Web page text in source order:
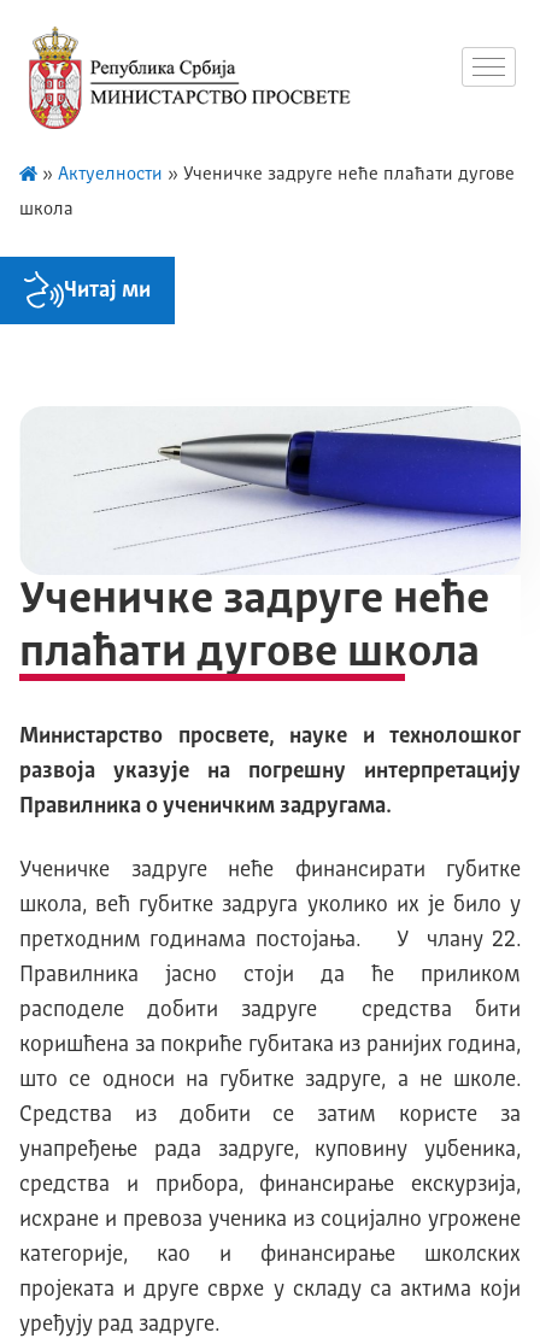
» Актуелности » Ученичке задруге неће плаћати дугове
школа
Читај ми
Ученичке задруге неће
плаћати дугове школа
Министарство просвете, науке и технолошког
развоја указује на погрешну интерпретацију
Правилника о ученичким задругама.
Ученичке задруге неће финансирати губитке
школа, већ губитке задруга уколико их је било у
претходним годинама постојања. У члану 22.
Правилника јасно стоји да ће приликом
расподеле добити задруге средства бити
коришћена за покриће губитака из ранијих година,
што се односи на губитке задруге, а не школе.
Средства из добити се затим користе за
унапређење рада задруге, куповину уџбеника,
средства и прибора, финансирање екскурзија,
исхране и превоза ученика из социјално угрожене
категорије, као и финансирање школских
пројеката и друге сврхе у складу са актима који
уређују рад задруге.